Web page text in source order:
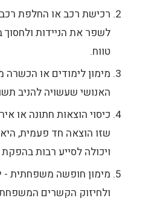
רכישת רכב או החלפת
לשפר את הניידות
טווח.
מימון לימודים או
האנושי שעשויה להניב
כיסוי הוצאות חתונה או
שזו הוצאה חד פעמית,
ויכולה לסייע רבות
מימון חופשה משפחתית -
ולחיזוק הקשרים